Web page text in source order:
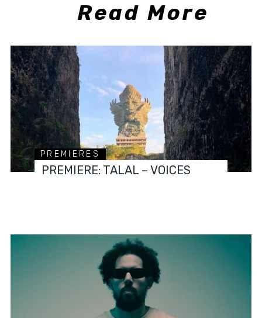
Read More
PREMIERES
PREMIERE: TALAL – VOICES